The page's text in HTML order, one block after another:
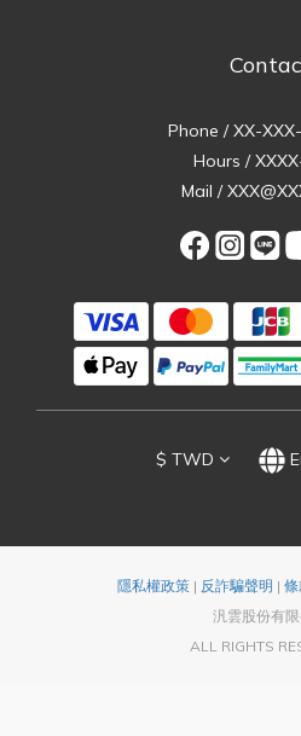
Phone / XX-
Hours /
Mail /
$ TWD
隱私權政策| 反詐騙聲明 |
汎雲股份有
ALL RIGHTS